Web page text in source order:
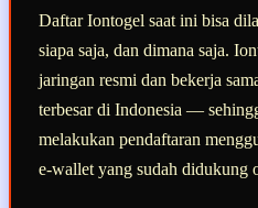
Daftar Iontogel saat ini bisa
siapa saja, dan dimana saja.
jaringan resmi dan bekerja
terbesar di Indonesia —
melakukan pendaftaran
e-wallet yang sudah didukung